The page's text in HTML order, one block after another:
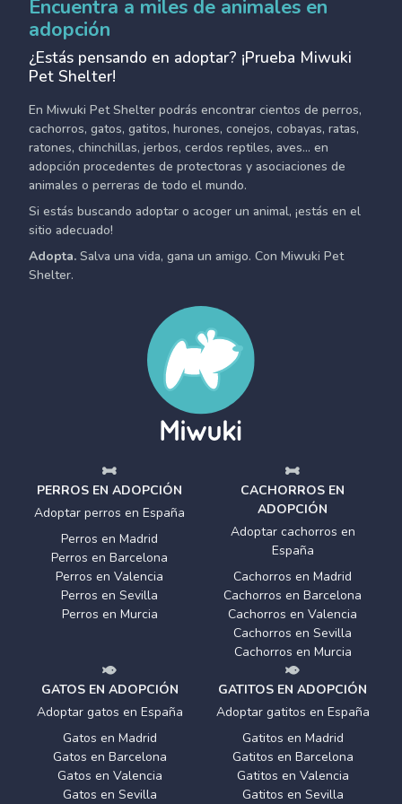
Encuentra a miles de animales en
adopción
¿Estás pensando en adoptar? ¡Prueba Miwuki
Pet Shelter!
En Miwuki Pet Shelter podrás encontrar cientos de perros,
cachorros, gatos, gatitos, hurones, conejos, cobayas, ratas,
ratones, chinchillas, jerbos, cerdos reptiles, aves... en
adopción procedentes de protectoras y asociaciones de
animales o perreras de todo el mundo.
Si estás buscando adoptar o acoger un animal, ¡estás en el
sitio adecuado!
Adopta. Salva una vida, gana un amigo. Con Miwuki Pet
Shelter.
PERROS EN ADOPCIÓN
Adoptar perros en España
Perros en Madrid
Perros en Barcelona
Perros en Valencia
Perros en Sevilla
Perros en Murcia
CACHORROS EN
ADOPCIÓN
Adoptar cachorros en
España
Cachorros en Madrid
Cachorros en Barcelona
Cachorros en Valencia
Cachorros en Sevilla
Cachorros en Murcia
GATOS EN ADOPCIÓN
Adoptar gatos en España
Gatos en Madrid
Gatos en Barcelona
Gatos en Valencia
Gatos en Sevilla
GATITOS EN ADOPCIÓN
Adoptar gatitos en España
Gatitos en Madrid
Gatitos en Barcelona
Gatitos en Valencia
Gatitos en Sevilla